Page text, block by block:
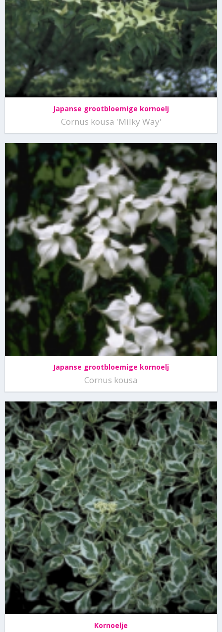
Japanse grootbloemige kornoelj
Cornus kousa 'Milky Way'
Japanse grootbloemige kornoelj
Cornus kousa
Kornoelje